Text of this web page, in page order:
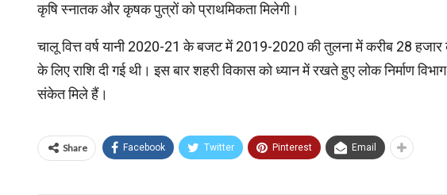
कृषि स्नातक और कृषक पुत्रों को प्राथमिकता मिलेगी।
चालू वित्त वर्ष यानी 2020-21 के बजट में 2019-2020 की तुलना में करीब 28
के लिए राशि दी गई थी। इस बार शहरी विकास को ध्यान में रखते हुए लोक निर्माण
संकेत मिले हैं।
Share Facebook Twitter Pinterest Email